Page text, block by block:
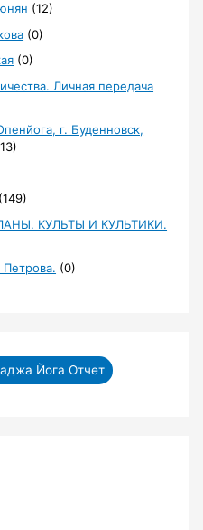
(12)
(0)
(0)
Личная передача
г. Буденновск,
(149)
КУЛЬТЫ И КУЛЬТИКИ.
(0)
Йога Отчет